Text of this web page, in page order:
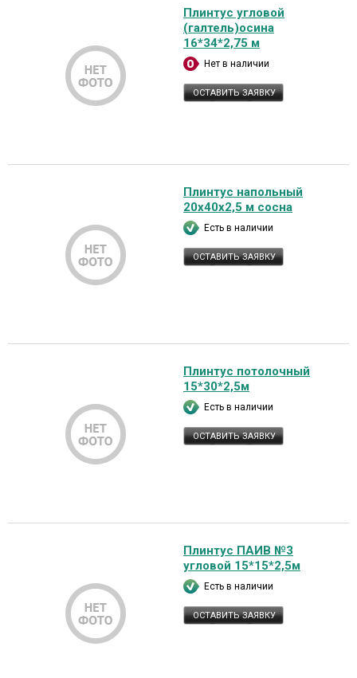
Плинтус угловой
(галтель)осина
16*34*2,75 м
Нет в наличии
ОСТАВИТЬ ЗАЯВКУ
Плинтус напольный
20х40х2,5 м сосна
Есть в наличии
ОСТАВИТЬ ЗАЯВКУ
Плинтус потолочный
15*30*2,5м
Есть в наличии
ОСТАВИТЬ ЗАЯВКУ
Плинтус ПАИВ №3
угловой 15*15*2,5м
Есть в наличии
ОСТАВИТЬ ЗАЯВКУ